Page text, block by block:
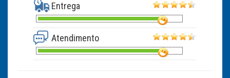
Entrega
Atendimento